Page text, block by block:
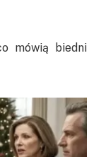
mówią biedni